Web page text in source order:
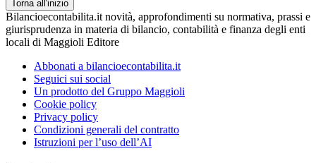
Torna all'inizio
Bilancioecontabilita.it novità, approfondimenti su normativa, prassi e
giurisprudenza in materia di bilancio, contabilità e finanza degli enti
locali di Maggioli Editore
Abbonati a bilancioecontabilita.it
Seguici sui social
Un prodotto del Gruppo Maggioli
Cookie policy
Privacy policy
Condizioni generali del contratto
Istruzioni per l’uso dell’AI